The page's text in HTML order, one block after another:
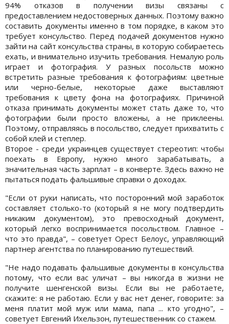
94% отказов в получении визы связаны с
предоставлением недостоверных данных. Поэтому важно
составить документы именно в том порядке, в каком это
требует консульство. Перед подачей документов нужно
зайти на сайт консульства страны, в которую собираетесь
ехать, и внимательно изучить требования. Немалую роль
играет и фотография. У разных посольств можно
встретить разные требования к фотографиям: цветные
или черно-белые, некоторые даже выставляют
требования к цвету фона на фотографиях. Причиной
отказа принимать документы может стать даже то, что
фотографии были просто вложены, а не приклеены.
Поэтому, отправляясь в посольство, следует прихватить с
собой клей и степлер.
Второе - среди украинцев существует стереотип: чтобы
поехать в Европу, нужно много зарабатывать, а
значительная часть зарплат – в конверте. Здесь важно не
пытаться подать фальшивые справки о доходах.
"Если от руки написать, что посторонний мой заработок
составляет столько-то (который я не могу подтвердить
никаким документом), это превосходный документ,
который легко воспринимается посольством. Главное –
что это правда", – советует Орест Белоус, управляющий
партнер агентства по планированию путешествий.
"Не надо подавать фальшивые документы в консульства
потому, что если вас уличат – вы никогда в жизни не
получите шенгенской визы. Если вы не работаете,
скажите: я не работаю. Если у вас нет денег, говорите: за
меня платит мой муж или мама, папа ... кто угодно", –
советует Евгений Ихельзон, путешественник со стажем.